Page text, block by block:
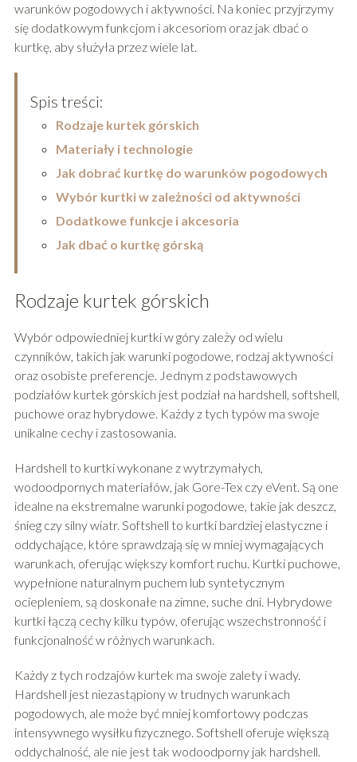
warunków pogodowych i aktywności. Na koniec przyjrzymy
się dodatkowym funkcjom i akcesoriom oraz jak dbać o
kurtkę, aby służyła przez wiele lat.
Spis treści:
Rodzaje kurtek górskich
Materiały i technologie
Jak dobrać kurtkę do warunków pogodowych
Wybór kurtki w zależności od aktywności
Dodatkowe funkcje i akcesoria
Jak dbać o kurtkę górską
Rodzaje kurtek górskich
Wybór odpowiedniej kurtki w góry zależy od wielu
czynników, takich jak warunki pogodowe, rodzaj aktywności
oraz osobiste preferencje. Jednym z podstawowych
podziałów kurtek górskich jest podział na hardshell, softshell,
puchowe oraz hybrydowe. Każdy z tych typów ma swoje
unikalne cechy i zastosowania.
Hardshell to kurtki wykonane z wytrzymałych,
wodoodpornych materiałów, jak Gore-Tex czy eVent. Są one
idealne na ekstremalne warunki pogodowe, takie jak deszcz,
śnieg czy silny wiatr. Softshell to kurtki bardziej elastyczne i
oddychające, które sprawdzają się w mniej wymagających
warunkach, oferując większy komfort ruchu. Kurtki puchowe,
wypełnione naturalnym puchem lub syntetycznym
ociepleniem, są doskonałe na zimne, suche dni. Hybrydowe
kurtki łączą cechy kilku typów, oferując wszechstronność i
funkcjonalność w różnych warunkach.
Każdy z tych rodzajów kurtek ma swoje zalety i wady.
Hardshell jest niezastąpiony w trudnych warunkach
pogodowych, ale może być mniej komfortowy podczas
intensywnego wysiłku fizycznego. Softshell oferuje większą
oddychalność, ale nie jest tak wodoodporny jak hardshell.